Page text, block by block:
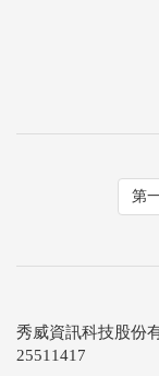
第
秀威資訊科技股份
25511417